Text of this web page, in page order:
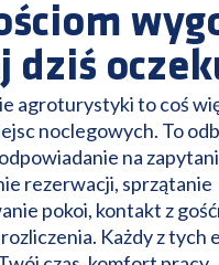
dziś
agroturystyki to coś
noclegowych. To
na
rezerwacji, sprzątanie
pokoi, kontakt z
Każdy z tych